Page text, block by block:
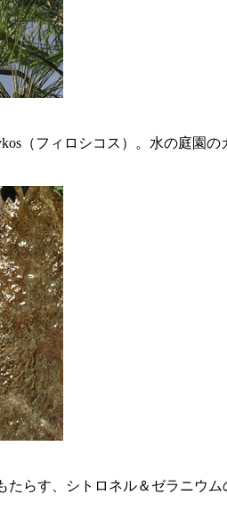
（フィロシコス）。水の庭園
らす、シトロネル＆ゼラニウム